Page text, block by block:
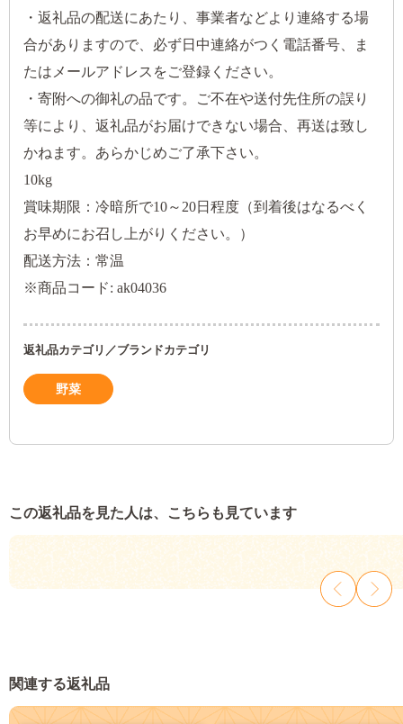
・返礼品の配送にあたり、事業者などより連絡する場
合がありますので、必ず日中連絡がつく電話番号、ま
たはメールアドレスをご登録ください。
・寄附への御礼の品です。ご不在や送付先住所の誤り
等により、返礼品がお届けできない場合、再送は致し
かねます。あらかじめご了承下さい。
10kg
賞味期限：冷暗所で10～20日程度（到着後はなるべく
お早めにお召し上がりください。）
配送方法：常温
※商品コード: ak04036
返礼品カテゴリ／ブランドカテゴリ
野菜
この返礼品を見た人は、こちらも見ています
関連する返礼品